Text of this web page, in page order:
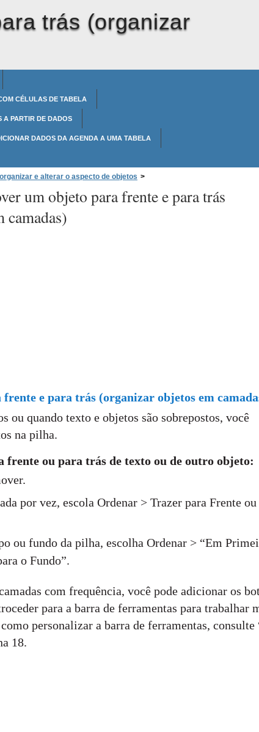
trás (organizar
CÉLULAS DE TABELA
PARTIR DE DADOS
DADOS DA AGENDA A UMA TABELA
e alterar o aspecto de objetos >
em camadas)
um objeto para frente e para trás
camadas)
e para trás (organizar objetos em
ou quando texto e objetos são sobrepostos, você
na pilha.
frente ou para trás de texto ou de outro objeto:
por vez, escola Ordenar > Trazer para Frente ou
ou fundo da pilha, escolha Ordenar > “Em
o Fundo”.
com frequência, você pode adicionar os
para a barra de ferramentas para trabalhar
personalizar a barra de ferramentas, consulte
18.